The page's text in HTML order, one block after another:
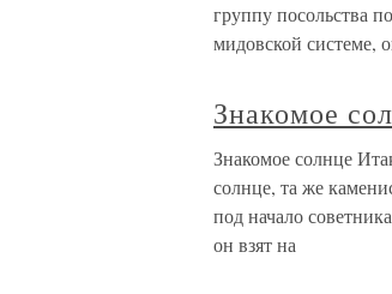
группу посольства
мидовской системе,
Знакомое
Знакомое солнце
солнце, та же
под начало
он взят на